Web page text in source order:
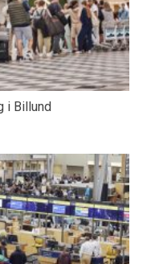
i Billund